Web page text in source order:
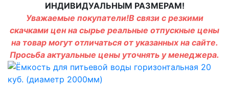
ИНДИВИДУАЛЬНЫМ РАЗМЕРАМ!
Уважаемые покупатели!В связи с резкими
скачками цен на сырье реальные отпускные цены
на товар могут отличаться от указанных на сайте.
Просьба актуальные цены уточнять у менеджера.